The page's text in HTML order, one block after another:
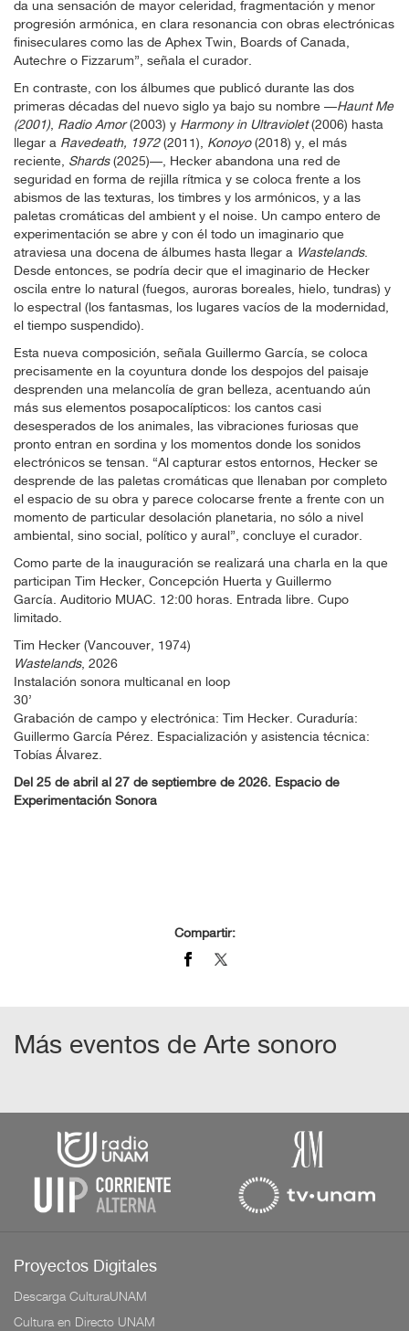
da una sensación de mayor celeridad, fragmentación y menor
progresión armónica, en clara resonancia con obras electrónicas
finiseculares como las de Aphex Twin, Boards of Canada,
Autechre o Fizzarum”, señala el curador.
En contraste, con los álbumes que publicó durante las dos
primeras décadas del nuevo siglo ya bajo su nombre —Haunt Me
(2001), Radio Amor(2003) y Harmony in Ultraviolet(2006) hasta
llegar a Ravedeath, 1972(2011), Konoyo(2018) y, el más
reciente, Shards(2025)—, Hecker abandona una red de
seguridad en forma de rejilla rítmica y se coloca frente a los
abismos de las texturas, los timbres y los armónicos, y a las
paletas cromáticas del ambient y el noise. Un campo entero de
experimentación se abre y con él todo un imaginario que
atraviesa una docena de álbumes hasta llegar a Wastelands.
Desde entonces, se podría decir que el imaginario de Hecker
oscila entre lo natural (fuegos, auroras boreales, hielo, tundras) y
lo espectral (los fantasmas, los lugares vacíos de la modernidad,
el tiempo suspendido).
Esta nueva composición, señala Guillermo García, se coloca
precisamente en la coyuntura donde los despojos del paisaje
desprenden una melancolía de gran belleza, acentuando aún
más sus elementos posapocalípticos: los cantos casi
desesperados de los animales, las vibraciones furiosas que
pronto entran en sordina y los momentos donde los sonidos
electrónicos se tensan. “Al capturar estos entornos, Hecker se
desprende de las paletas cromáticas que llenaban por completo
el espacio de su obra y parece colocarse frente a frente con un
momento de particular desolación planetaria, no sólo a nivel
ambiental, sino social, político y aural”, concluye el curador.
Como parte de la inauguración se realizará una charla en la que
participan Tim Hecker, Concepción Huerta y Guillermo
García. Auditorio MUAC. 12:00 horas. Entrada libre. Cupo
limitado.
Tim Hecker (Vancouver, 1974)
Wastelands, 2026
Instalación sonora multicanal en loop
30’
Grabación de campo y electrónica: Tim Hecker. Curaduría:
Guillermo García Pérez. Espacialización y asistencia técnica:
Tobías Álvarez.
Del 25 de abril al 27 de septiembre de 2026. Espacio de
Experimentación Sonora
Compartir:
Más eventos de Arte sonoro
Proyectos Digitales
Descarga CulturaUNAM
Cultura en Directo UNAM